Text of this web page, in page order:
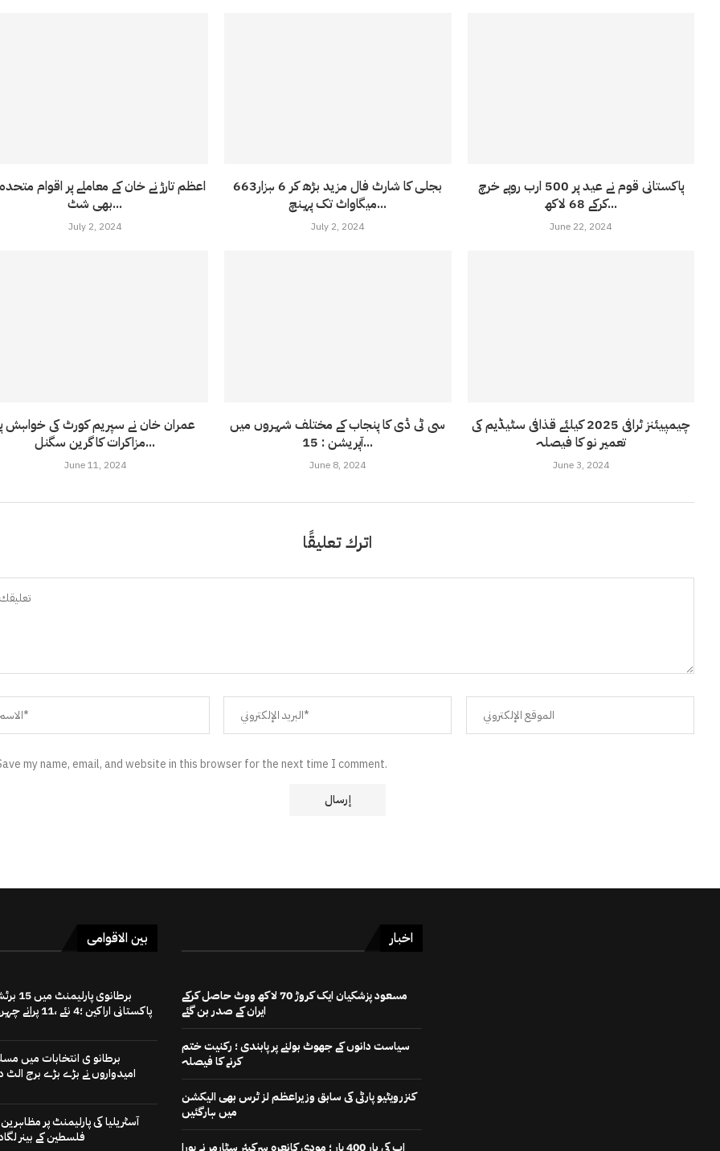
اعظم تارڑ نے خان کے معاملے پر اقوام
بھی شٹ...
July 2, 2024
بجلی کا شارٹ فال مزید بڑھ کر 6 ہزار663
میگاواٹ تک پہنچ...
July 2, 2024
پاکستانی قوم نے عید پر 500 ارب روپے خرچ
کرکے 68 لاکھ...
June 22, 2024
عمران خان نے سپریم کورٹ کی خواہش
مزاکرات کا گرین سگنل...
June 11, 2024
سی ٹی ڈی کا پنجاب کے مختلف شہروں میں
آپریشن : 15...
June 8, 2024
چیمپیئنز ٹرافی 2025 کیلئے قذافی سٹیڈیم کی
تعمیر نو کا فیصلہ
June 3, 2024
اترك تعليقًا
my name, email, and website in this browser for the next time I comment.
بین الاقوامی
برطانوی
پاکستانی اراکین ؛4 نئے ،11 پرانے چہرے
برطانو ی انتخابات میں
امیدواروں نے بڑے بڑے برج الٹ
آسٹریلیا کی پارلیمنٹ پر مظاہرین
فلسطین کے بینر
اخبار
مسعود پزشکیان ایک کروڑ 70 لاکھ ووٹ حاصل کرکے
ایران کے صدر بن گئے
سیاست دانوں کے جھوٹ بولنے پر پابندی ؛ رکنیت ختم
کرنے کا فیصلہ
کنزرویٹیو پارٹی کی سابق وزیراعظم لز ٹرس بھی الیکشن
میں ہارگئیں
اب کی بار 400 پار ؛ مودی کانعرہ سرکیئر سٹارمر نے پورا